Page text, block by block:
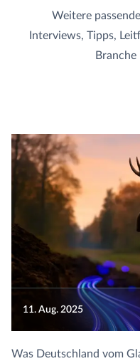
Weitere
Interviews, Tipps,
11. Aug. 2025
Was Deutschland vom